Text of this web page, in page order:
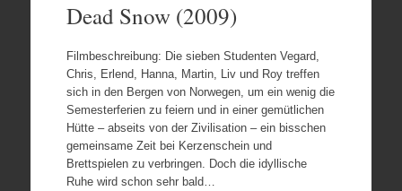
Dead Snow (2009)
Filmbeschreibung: Die sieben Studenten Vegard,
Chris, Erlend, Hanna, Martin, Liv und Roy treffen
sich in den Bergen von Norwegen, um ein wenig die
Semesterferien zu feiern und in einer gemütlichen
Hütte – abseits von der Zivilisation – ein bisschen
gemeinsame Zeit bei Kerzenschein und
Brettspielen zu verbringen. Doch die idyllische
Ruhe wird schon sehr bald…